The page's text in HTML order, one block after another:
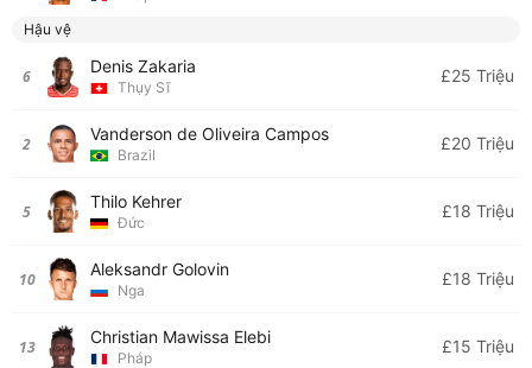
Hậu vệ
6 Denis Zakaria
Thụy Sĩ
£25 Triệu
2 Vanderson de Oliveira Campos
Brazil
£20 Triệu
5 Thilo Kehrer
Đức
£18 Triệu
10 Aleksandr Golovin
Nga
£18 Triệu
13 Christian Mawissa Elebi
Pháp
£15 Triệu